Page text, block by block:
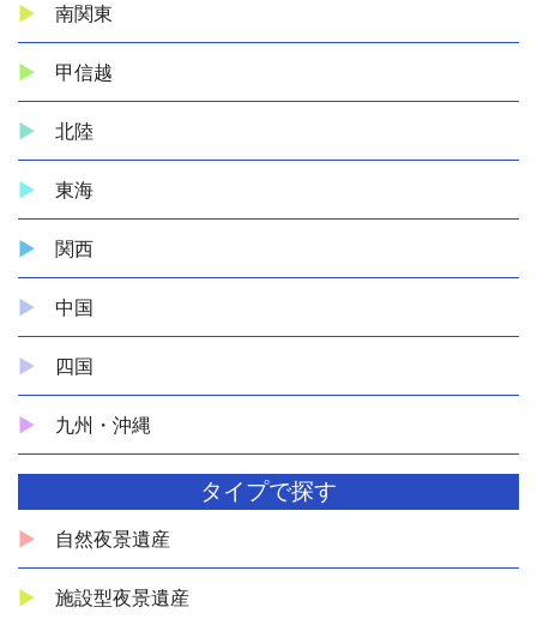
南関東
甲信越
北陸
東海
関西
中国
四国
九州・沖縄
タイプで探す
自然夜景遺産
施設型夜景遺産